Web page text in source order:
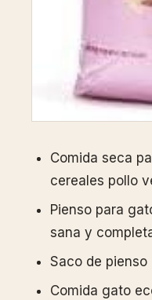
Comida seca
cereales pollo
Pienso para
sana y
Saco de
Comida gato